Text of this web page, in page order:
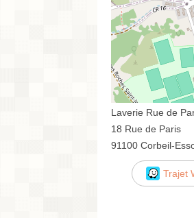
Laverie Rue de
18 Rue de Paris
91100 Corbeil-
Trajet